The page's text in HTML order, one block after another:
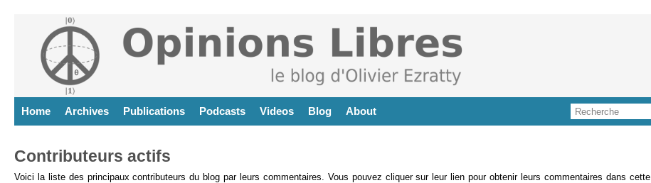
Home Archives Publications Podcasts Videos Blog About
Contributeurs actifs
Voici la liste des principaux contributeurs du blog par leurs commentaires. Vous pouvez cliquer sur leur lien pour obtenir leurs commentaires dans cette